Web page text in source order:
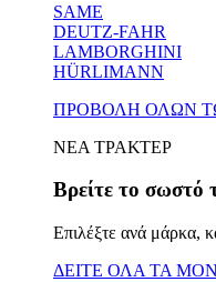
SAME
DEUTZ-FAHR
LAMBORGHINI
HÜRLIMANN
ΠΡΟΒΟΛΗ ΟΛΩΝ
ΝΕΑ ΤΡΑΚΤΕΡ
Βρείτε το σωστό
Επιλέξτε ανά μάρκα,
ΔΕΙΤΕ ΟΛΑ ΤΑ